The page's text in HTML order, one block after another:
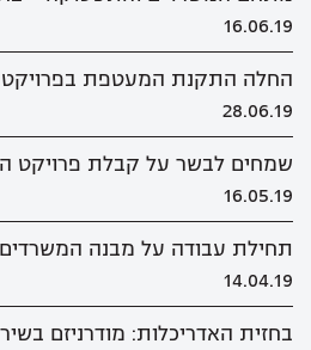
16.06.19
החלה התקנת המעטפת בפרויקט
28.06.19
שמחים לבשר על קבלת פרויקט
16.05.19
תחילת עבודה על מבנה
14.04.19
בחזית האדריכלות: מודרניזם